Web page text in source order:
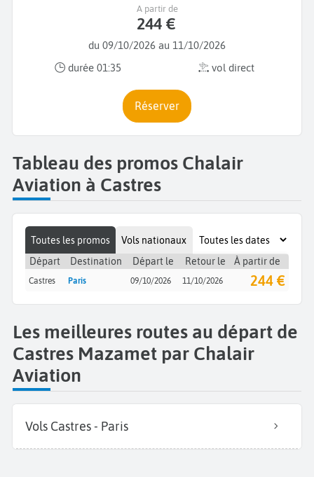
du 09/10/2026 au 11/10/2026
durée 01:35
vol direct
A partir de
244 €
Réserver
Tableau des promos Chalair
Aviation à Castres
Toutes les promos
Vols nationaux
Départ
Destination Départ le Retour le À partir de
Castres Paris 09/10/2026 11/10/2026 244 €
Les meilleures routes au départ de
Castres Mazamet par Chalair
Aviation
Vols Castres - Paris